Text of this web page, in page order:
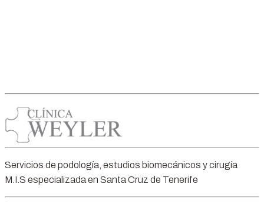
Servicios de podología, estudios biomecánicos y cirugía
M.I.S especializada en Santa Cruz de Tenerife